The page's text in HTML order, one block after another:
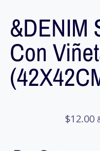
&DENIM
Con
$12.00